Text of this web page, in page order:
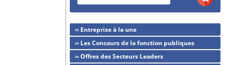
›› Entreprise à la une
›› Les Concours de la fonction publiques
›› Offres des Secteurs Leaders